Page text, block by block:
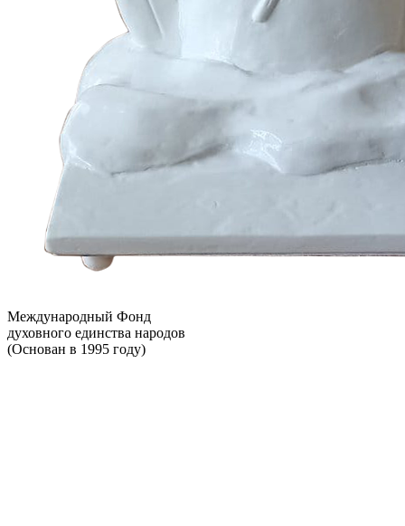
Международный Фонд
духовного единства народов
(Основан в 1995 году)